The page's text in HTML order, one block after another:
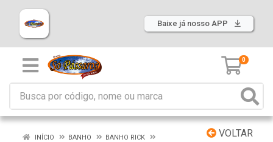
Baixe já nosso APP
0
VOLTAR
INÍCIO BANHO
BANHO RICK